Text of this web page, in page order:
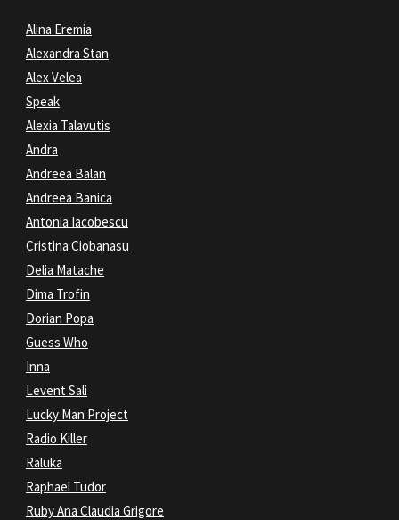
Alina Eremia
Alexandra Stan
Alex Velea
Speak
Alexia Talavutis
Andra
Andreea Balan
Andreea Banica
Antonia Iacobescu
Cristina Ciobanasu
Delia Matache
Dima Trofin
Dorian Popa
Guess Who
Inna
Levent Sali
Lucky Man Project
Radio Killer
Raluka
Raphael Tudor
Ruby Ana Claudia Grigore